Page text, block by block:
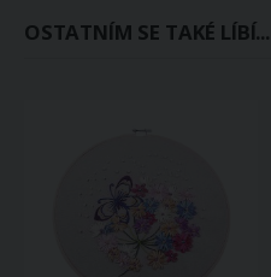
OSTATNÍM SE TAKÉ LÍBÍ...